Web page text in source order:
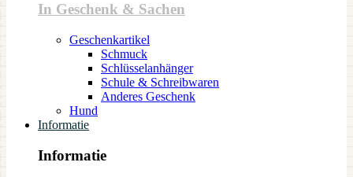
In Geschenk & Sachen
Geschenkartikel
Schmuck
Schlüsselanhänger
Schule & Schreibwaren
Anderes Geschenk
Hund
Informatie
Informatie